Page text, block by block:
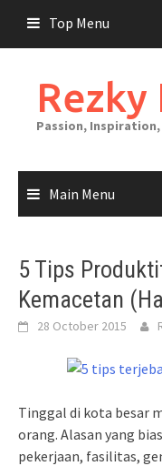
content
Top Menu
Rezky
Passion,
Main Menu
5 Tips
Kemacetan
28 October 2015
Tinggal di kota besar
orang. Alasan yang
pekerjaan, fasilitas,